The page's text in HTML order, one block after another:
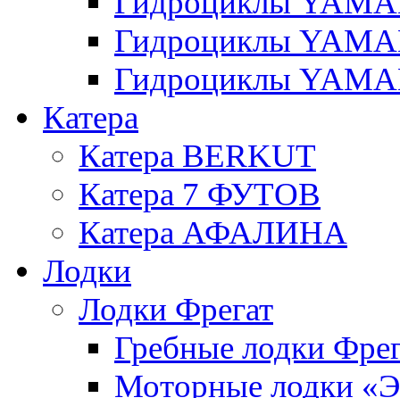
Гидроциклы
Гидроциклы
Катера
Катера BERKUT
Катера 7 ФУТОВ
Катера АФАЛИНА
Лодки
Лодки Фрегат
Гребные лодки
Моторные лодки